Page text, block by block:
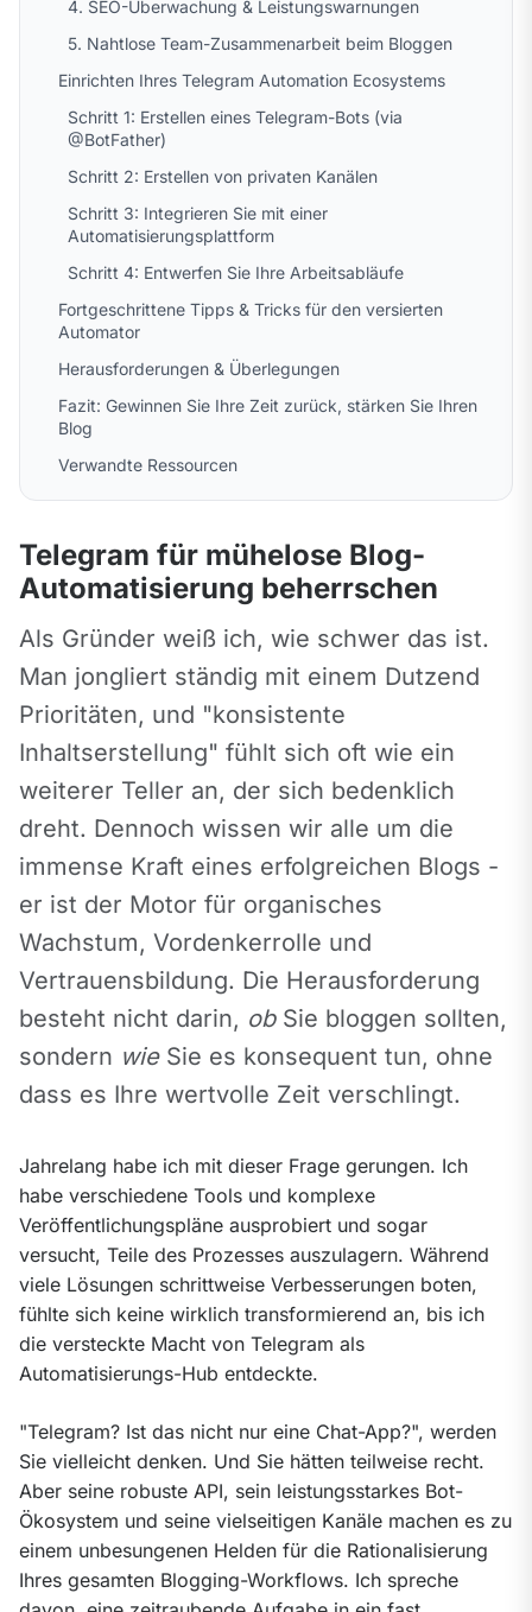
4. SEO-Überwachung & Leistungswarnungen
5. Nahtlose Team-Zusammenarbeit beim Bloggen
Einrichten Ihres Telegram Automation Ecosystems
Schritt 1: Erstellen eines Telegram-Bots (via
@BotFather)
Schritt 2: Erstellen von privaten Kanälen
Schritt 3: Integrieren Sie mit einer
Automatisierungsplattform
Schritt 4: Entwerfen Sie Ihre Arbeitsabläufe
Fortgeschrittene Tipps & Tricks für den versierten
Automator
Herausforderungen & Überlegungen
Fazit: Gewinnen Sie Ihre Zeit zurück, stärken Sie Ihren
Blog
Verwandte Ressourcen
Telegram für mühelose Blog-
Automatisierung beherrschen
Als Gründer weiß ich, wie schwer das ist.
Man jongliert ständig mit einem Dutzend
Prioritäten, und "konsistente
Inhaltserstellung" fühlt sich oft wie ein
weiterer Teller an, der sich bedenklich
dreht. Dennoch wissen wir alle um die
immense Kraft eines erfolgreichen Blogs -
er ist der Motor für organisches
Wachstum, Vordenkerrolle und
Vertrauensbildung. Die Herausforderung
besteht nicht darin, ob Sie bloggen sollten,
sondern wie Sie es konsequent tun, ohne
dass es Ihre wertvolle Zeit verschlingt.
Jahrelang habe ich mit dieser Frage gerungen. Ich
habe verschiedene Tools und komplexe
Veröffentlichungspläne ausprobiert und sogar
versucht, Teile des Prozesses auszulagern. Während
viele Lösungen schrittweise Verbesserungen boten,
fühlte sich keine wirklich transformierend an, bis ich
die versteckte Macht von Telegram als
Automatisierungs-Hub entdeckte.
"Telegram? Ist das nicht nur eine Chat-App?", werden
Sie vielleicht denken. Und Sie hätten teilweise recht.
Aber seine robuste API, sein leistungsstarkes Bot-
Ökosystem und seine vielseitigen Kanäle machen es zu
einem unbesungenen Helden für die Rationalisierung
Ihres gesamten Blogging-Workflows. Ich spreche